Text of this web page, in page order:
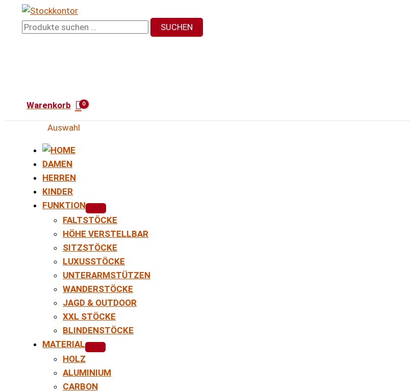
InhaltSuchen
SUCHEN
Warenkorb
Auswahl
DAMEN
HERREN
KINDER
FUNKTION
FALTSTÖCKE
HÖHE VERSTELLBAR
SITZSTÖCKE
LUXUSSTÖCKE
UNTERARMSTÜTZEN
WANDERSTÖCKE
JAGD & OUTDOOR
XXL STÖCKE
BLINDENSTÖCKE
MATERIAL
HOLZ
ALUMINIUM
CARBON